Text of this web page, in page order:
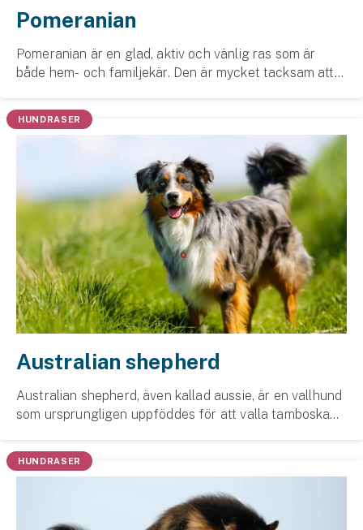
Pomeranian
Pomeranian är en glad, aktiv och vänlig ras som är
både hem- och familjekär. Den är mycket tacksam att
är en sällskaps­hund med mycket energi ...
HUNDRASER
Australian shepherd
Australian shepherd, även kallad aussie, är en vallhund
som ursprungligen uppföddes för att valla tamboskap.
må bra behöver den mycket träning samt ...
HUNDRASER